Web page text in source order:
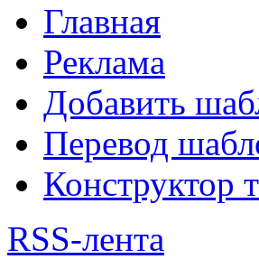
Главная
Реклама
Добавить
Перевод
Конструктор
RSS-лента